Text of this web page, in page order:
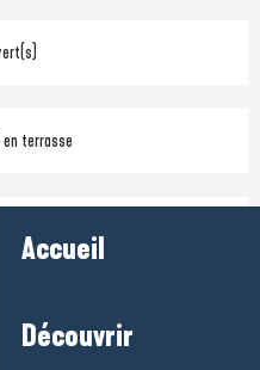
Accueil
Découvrir
terrasse
Plus